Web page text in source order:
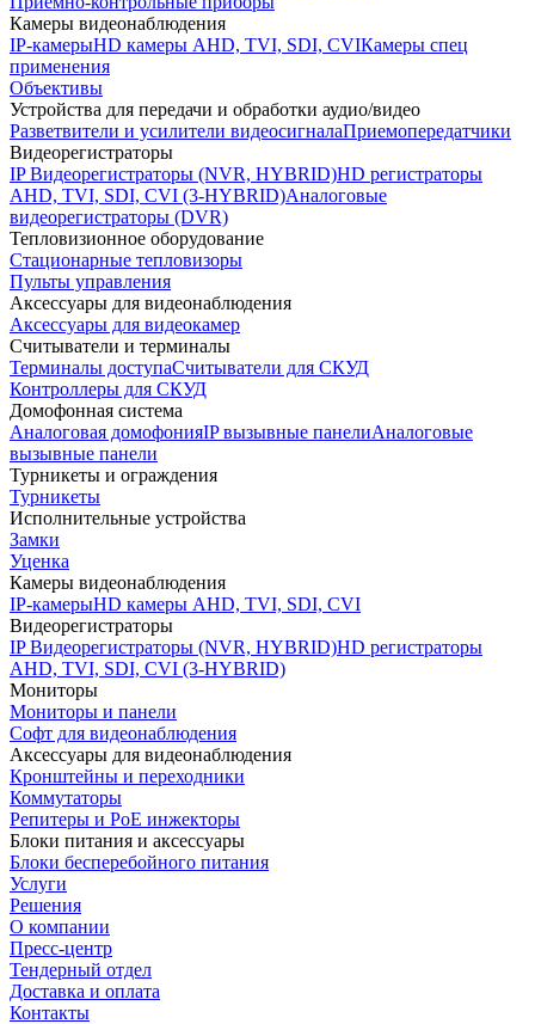
Камеры видеонаблюдения
IP-камерыHD камеры AHD, TVI, SDI, CVIКамеры спец
применения
Объективы
Устройства для передачи и обработки аудио/видео
Разветвители и усилители видеосигналаПриемопередатчики
Видеорегистраторы
IP Видеорегистраторы (NVR, HYBRID)HD регистраторы
AHD, TVI, SDI, CVI (3-HYBRID)Аналоговые
видеорегистраторы (DVR)
Тепловизионное оборудование
Стационарные тепловизоры
Пульты управления
Аксессуары для видеонаблюдения
Аксессуары для видеокамер
Считыватели и терминалы
Терминалы доступаСчитыватели для СКУД
Контроллеры для СКУД
Домофонная система
Аналоговая домофонияIP вызывные панелиАналоговые
вызывные панели
Турникеты и ограждения
Турникеты
Исполнительные устройства
Замки
Уценка
Камеры видеонаблюдения
IP-камерыHD камеры AHD, TVI, SDI, CVI
Видеорегистраторы
IP Видеорегистраторы (NVR, HYBRID)HD регистраторы
AHD, TVI, SDI, CVI (3-HYBRID)
Мониторы
Мониторы и панели
Софт для видеонаблюдения
Аксессуары для видеонаблюдения
Кронштейны и переходники
Коммутаторы
Репитеры и PoE инжекторы
Блоки питания и аксессуары
Блоки бесперебойного питания
Услуги
Решения
О компании
Пресс-центр
Тендерный отдел
Доставка и оплата
Контакты